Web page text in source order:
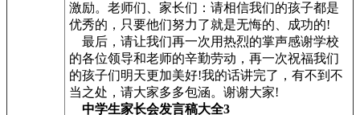
激励。老师们、家长们：请相信我们的孩子都是
优秀的，只要他们努力了就是无悔的、成功的!
最后，请让我们再一次用热烈的掌声感谢学校
的各位领导和老师的辛勤劳动，再一次祝福我们
的孩子们明天更加美好!我的话讲完了，有不到不
当之处，请大家多多包涵。谢谢大家!
中学生家长会发言稿大全3